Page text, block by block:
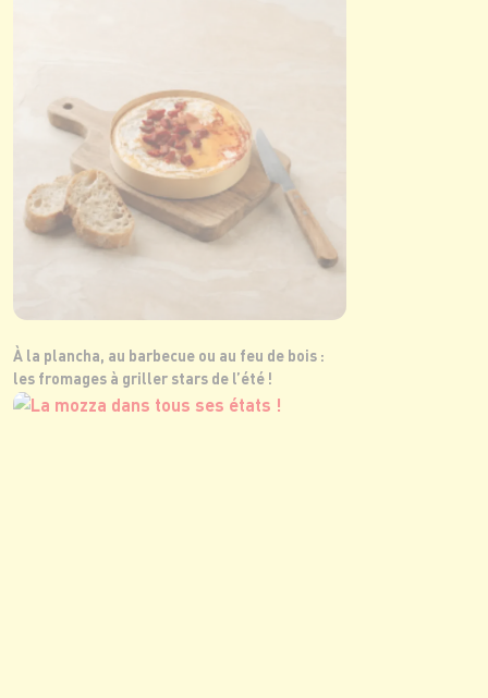
À la plancha, au barbecue ou au feu de bois :
les fromages à griller stars de l’été !